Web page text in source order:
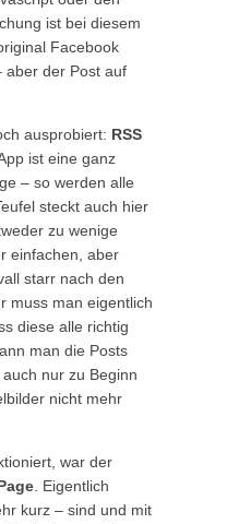
ist bei diesem
Facebook
aber der Post auf
ausprobiert: RSS
ist eine ganz
– so werden alle
steckt auch hier
zu wenige
einfachen, aber
starr nach den
muss man eigentlich
diese alle richtig
man die Posts
nur zu Beginn
nicht mehr
war der
. Eigentlich
kurz – sind und mit